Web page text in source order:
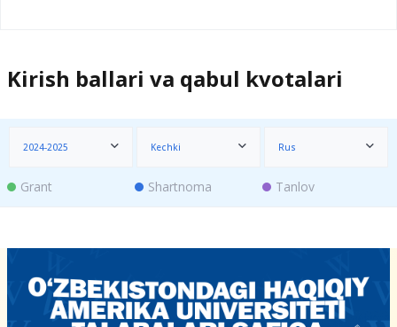
Kirish ballari va qabul kvotalari
2024-2025 Kechki Rus
Grant Shartnoma Tanlov